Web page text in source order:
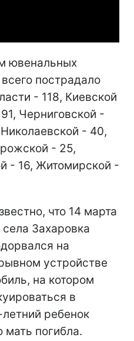
ювенальных
пострадало
- 118, Киевской
Черниговской -
- 40,
- 25,
- 16, Житомирской -
что 14 марта
Захаровка
на
устройстве
на котором
в
ребенок
мать погибла.